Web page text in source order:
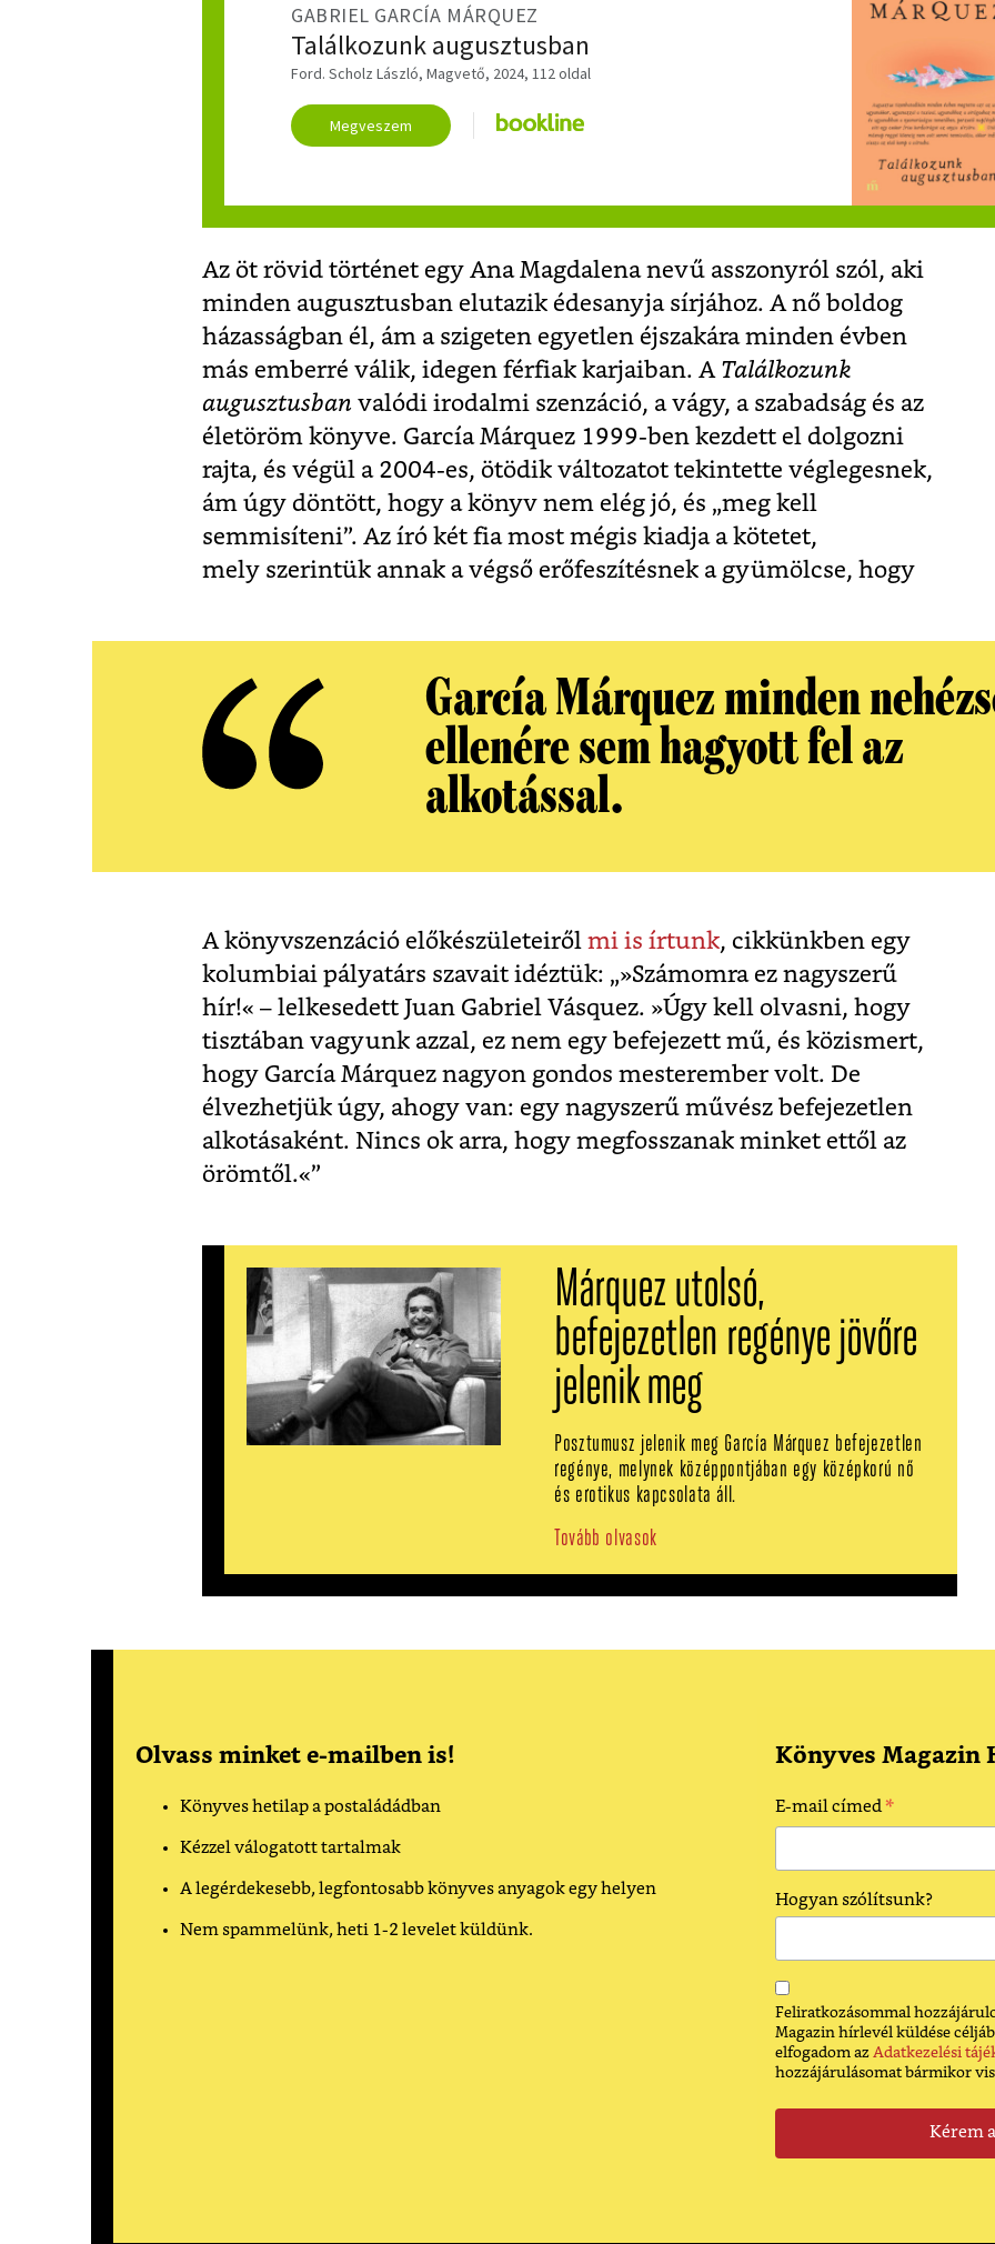
GABRIEL GARCÍA MÁRQUEZ
Találkozunk augusztusban
Ford. Scholz László, Magvető, 2024, 112 oldal
Megveszem
Az öt rövid történet egy Ana Magdalena nevű asszonyról szól, aki
minden augusztusban elutazik édesanyja sírjához. A nő boldog
házasságban él, ám a szigeten egyetlen éjszakára minden évben
más emberré válik, idegen férfiak karjaiban. A Találkozunk
augusztusban valódi irodalmi szenzáció, a vágy, a szabadság és az
életöröm könyve. García Márquez 1999-ben kezdett el dolgozni
rajta, és végül a 2004-es, ötödik változatot tekintette véglegesnek,
ám úgy döntött, hogy a könyv nem elég jó, és „meg kell
semmisíteni”. Az író két fia most mégis kiadja a kötetet,
mely szerintük annak a végső erőfeszítésnek a gyümölcse, hogy
García Márquez minden
ellenére sem hagyott fel az
alkotással.
A könyvszenzáció előkészületeiről mi is írtunk, cikkünkben egy
kolumbiai pályatárs szavait idéztük: „»Számomra ez nagyszerű
hír!« – lelkesedett Juan Gabriel Vásquez. »Úgy kell olvasni, hogy
tisztában vagyunk azzal, ez nem egy befejezett mű, és közismert,
hogy García Márquez nagyon gondos mesterember volt. De
élvezhetjük úgy, ahogy van: egy nagyszerű művész befejezetlen
alkotásaként. Nincs ok arra, hogy megfosszanak minket ettől az
örömtől.«”
Márquez utolsó,
befejezetlen regénye jövőre
jelenik meg
Posztumusz jelenik meg García Márquez befejezetlen
regénye, melynek középpontjában egy középkorú nő
és erotikus kapcsolata áll.
Tovább olvasok
Olvass minket e-mailben is!
Könyves hetilap a postaládádban
Kézzel válogatott tartalmak
A legérdekesebb, legfontosabb könyves anyagok egy helyen
Nem spammelünk, heti 1-2 levelet küldünk.
Könyves Magazin
E-mail címed*
Hogyan szólítsunk?
Feliratkozásommal
Magazin hírlevél küldése
elfogadom az Adatkezelési
hozzájárulásomat bármikor